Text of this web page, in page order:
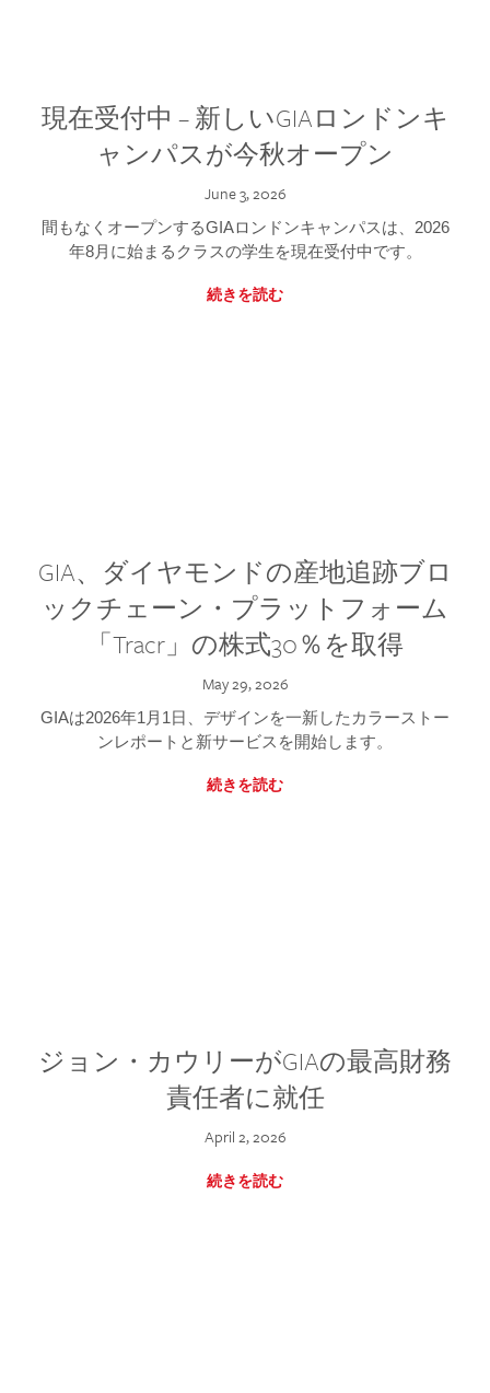
現在受付中 – 新しいGIAロンドンキ
ャンパスが今秋オープン
June 3, 2026
間もなくオープンするGIAロンドンキャンパスは、2026
年8月に始まるクラスの学生を現在受付中です。
続きを読む
GIA、ダイヤモンドの産地追跡ブロ
ックチェーン・プラットフォーム
「Tracr」の株式30％を取得
May 29, 2026
GIAは2026年1月1日、デザインを一新したカラーストー
ンレポートと新サービスを開始します。
続きを読む
ジョン・カウリーがGIAの最高財務
責任者に就任
April 2, 2026
続きを読む